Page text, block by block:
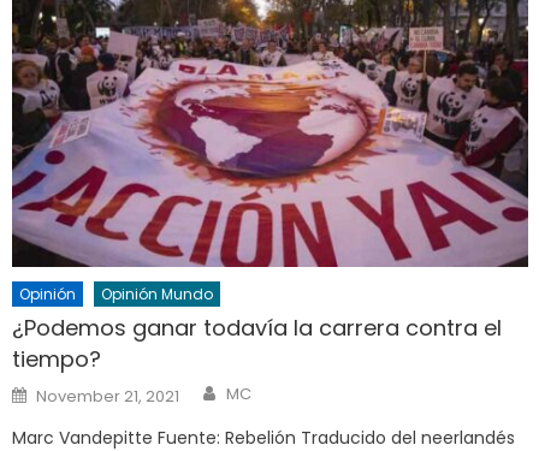
Opinión Opinión Mundo
¿Podemos ganar todavía la carrera contra el
tiempo?
Posted
on
November 21, 2021 Author
MC
Marc Vandepitte Fuente: Rebelión Traducido del neerlandés